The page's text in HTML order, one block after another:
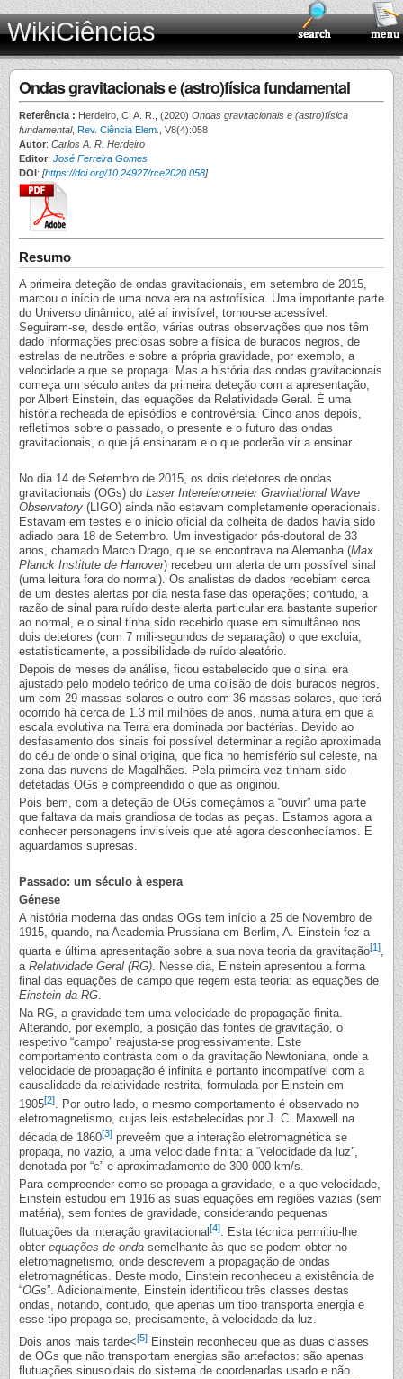
WikiCiências
Ondas gravitacionais e (astro)física fundamental
Referência : Herdeiro, C. A. R., (2020) Ondas gravitacionais e (astro)física
fundamental, Rev. Ciência Elem.
, V8(4):058
Autor: Carlos A. R. Herdeiro
Editor: José Ferreira Gomes
DOI: [https://doi.org/10.24927/rce2020.058]
Resumo
A primeira deteção de ondas gravitacionais, em setembro de 2015,
marcou o início de uma nova era na astrofísica. Uma importante parte
do Universo dinâmico, até aí invisível, tornou-se acessível.
Seguiram-se, desde então, várias outras observações que nos têm
dado informações preciosas sobre a física de buracos negros, de
estrelas de neutrões e sobre a própria gravidade, por exemplo, a
velocidade a que se propaga. Mas a história das ondas gravitacionais
começa um século antes da primeira deteção com a apresentação,
por Albert Einstein, das equações da Relatividade Geral. É uma
história recheada de episódios e controvérsia. Cinco anos depois,
refletimos sobre o passado, o presente e o futuro das ondas
gravitacionais, o que já ensinaram e o que poderão vir a ensinar.
No dia 14 de Setembro de 2015, os dois detetores de ondas
gravitacionais (OGs) do Laser Intereferometer Gravitational Wave
Observatory (LIGO) ainda não estavam completamente operacionais.
Estavam em testes e o início oficial da colheita de dados havia sido
adiado para 18 de Setembro. Um investigador pós-doutoral de 33
anos, chamado Marco Drago, que se encontrava na Alemanha (Max
Planck Institute de Hanover) recebeu um alerta de um possível sinal
(uma leitura fora do normal). Os analistas de dados recebiam cerca
de um destes alertas por dia nesta fase das operações; contudo, a
razão de sinal para ruído deste alerta particular era bastante superior
ao normal, e o sinal tinha sido recebido quase em simultâneo nos
dois detetores (com 7 mili-segundos de separação) o que excluia,
estatisticamente, a possibilidade de ruído aleatório.
Depois de meses de análise, ficou estabelecido que o sinal era
ajustado pelo modelo teórico de uma colisão de dois buracos negros,
um com 29 massas solares e outro com 36 massas solares, que terá
ocorrido há cerca de 1.3 mil milhões de anos, numa altura em que a
escala evolutiva na Terra era dominada por bactérias. Devido ao
desfasamento dos sinais foi possível determinar a região aproximada
do céu de onde o sinal origina, que fica no hemisfério sul celeste, na
zona das nuvens de Magalhães. Pela primeira vez tinham sido
detetadas OGs e compreendido o que as originou.
Pois bem, com a deteção de OGs começámos a “ouvir” uma parte
que faltava da mais grandiosa de todas as peças. Estamos agora a
conhecer personagens invisíveis que até agora desconhecíamos. E
aguardamos supresas.
Passado: um século à espera
Génese
A história moderna das ondas OGs tem início a 25 de Novembro de
1915, quando, na Academia Prussiana em Berlim, A. Einstein fez a
quarta e última apresentação sobre a sua nova teoria da gravitação[1],
a Relatividade Geral (RG) . Nesse dia, Einstein apresentou a forma
final das equações de campo que regem esta teoria: as equações de
Einstein da RG
Na RG, a gravidade tem uma velocidade de propagação finita.
Alterando, por exemplo, a posição das fontes de gravitação, o
respetivo “campo” reajusta-se progressivamente. Este
comportamento contrasta com o da gravitação Newtoniana, onde a
velocidade de propagação é infinita e portanto incompatível com a
causalidade da relatividade restrita, formulada por Einstein em
1905[2]. Por outro lado, o mesmo comportamento é observado no
eletromagnetismo, cujas leis estabelecidas por J. C. Maxwell na
década de 1860[3] preveêm que a interação eletromagnética se
propaga, no vazio, a uma velocidade finita: a “velocidade da luz”,
denotada por “c” e aproximadamente de 300 000 km/s.
Para compreender como se propaga a gravidade, e a que velocidade,
Einstein estudou em 1916 as suas equações em regiões vazias (sem
matéria), sem fontes de gravidade, considerando pequenas
flutuações da interação gravitacional [4]. Esta técnica permitiu-lhe
obter equações de onda semelhante às que se podem obter no
eletromagnetismo, onde descrevem a propagação de ondas
eletromagnéticas. Deste modo, Einstein reconheceu a existência de
“OGs”. Adicionalmente, Einstein identificou três classes destas
ondas, notando, contudo, que apenas um tipo transporta energia e
esse tipo propaga-se, precisamente, à velocidade da luz.
Dois anos mais tarde<[5] Einstein reconheceu que as duas classes
de OGs que não transportam energias são artefactos: são apenas
flutuações sinusoidais do sistema de coordenadas usado e não